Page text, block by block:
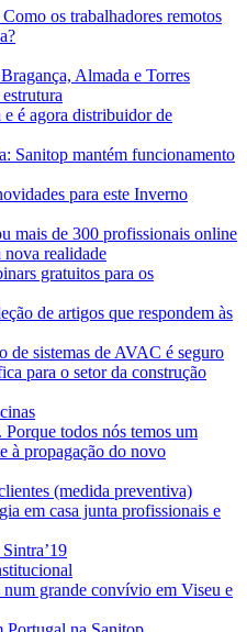
os trabalhadores remotos
Almada e Torres
é agora distribuidor de
Sanitop mantém funcionamento
para este Inverno
mais de 300 profissionais online
realidade
gratuitos para os
de artigos que respondem às
sistemas de AVAC é seguro
para o setor da construção
todos nós temos um
à propagação do novo
(medida preventiva)
em casa junta profissionais e
grande convívio em Viseu e